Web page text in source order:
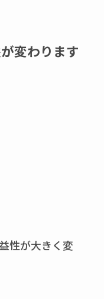
変わります
性が大きく変